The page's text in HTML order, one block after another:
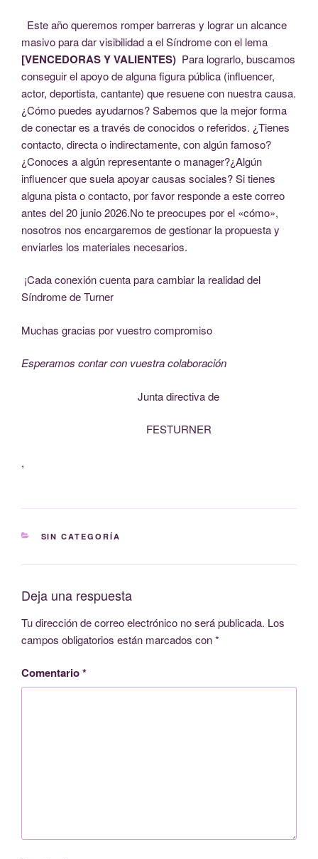
Este año queremos romper barreras y lograr un alcance
masivo para dar visibilidad a el Síndrome con el lema
[VENCEDORAS Y VALIENTES) Para lograrlo, buscamos
conseguir el apoyo de alguna figura pública (influencer,
actor, deportista, cantante) que resuene con nuestra causa.
¿Cómo puedes ayudarnos? Sabemos que la mejor forma
de conectar es a través de conocidos o referidos. ¿Tienes
contacto, directa o indirectamente, con algún famoso?
¿Conoces a algún representante o manager?¿Algún
influencer que suela apoyar causas sociales? Si tienes
alguna pista o contacto, por favor responde a este correo
antes del 20 junio 2026.No te preocupes por el «cómo»,
nosotros nos encargaremos de gestionar la propuesta y
enviarles los materiales necesarios.
¡Cada conexión cuenta para cambiar la realidad del
Síndrome de Turner
Muchas gracias por vuestro compromiso
Esperamos contar con vuestra colaboración
Junta directiva de
FESTURNER
,
CATEGORÍAS
SIN CATEGORÍA
Deja una respuesta
Tu dirección de correo electrónico no será publicada. Los
campos obligatorios están marcados con*
Comentario*